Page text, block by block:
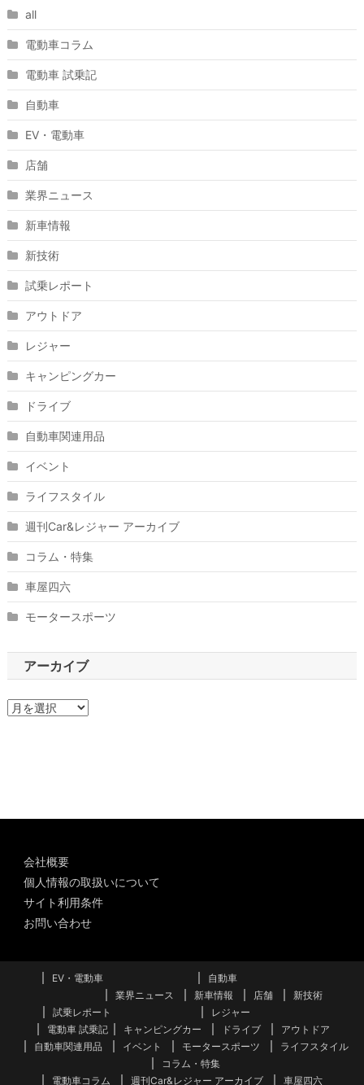
all
電動車コラム
電動車 試乗記
自動車
EV・電動車
店舗
業界ニュース
新車情報
新技術
試乗レポート
アウトドア
レジャー
キャンピングカー
ドライブ
自動車関連用品
イベント
ライフスタイル
週刊Car&レジャー アーカイブ
コラム・特集
車屋四六
モータースポーツ
アーカイブ
ア
会社概要
個人情報の取扱いについて
サイト利用条件
お問い合わせ
EV・電動車
自動車
業界ニュース
新車情報 店舗
新技術
試乗レポート
電動車 試乗記
レジャー
キャンピングカー
ドライブ
アウトドア
自動車関連用品
イベント モータースポーツ
ライフスタイル
コラム・特集
電動車コラム
週刊Car&レジャー アーカイブ 車屋四六